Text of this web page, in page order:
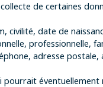
de certaines
civilité, date de
professionnelle,
adresse postale,